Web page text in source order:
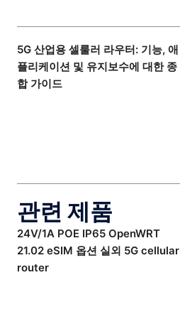
5G 산업용 셀룰러 라우터: 기능, 애
플리케이션 및 유지보수에 대한 종
합 가이드
관련 제품
24V/1A POE IP65 OpenWRT
21.02 eSIM 옵션 실외 5G cellular
router